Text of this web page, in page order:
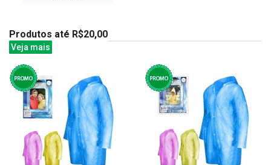
Produtos até R$20,00
Veja mais